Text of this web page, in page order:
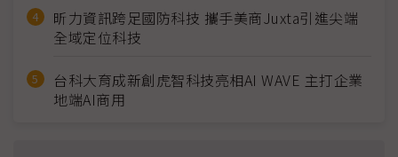
昕力資訊跨足國防科技 攜手美商Juxta引進尖端
全域定位科技
台科大育成新創虎智科技亮相AI WAVE 主打企業
地端AI商用